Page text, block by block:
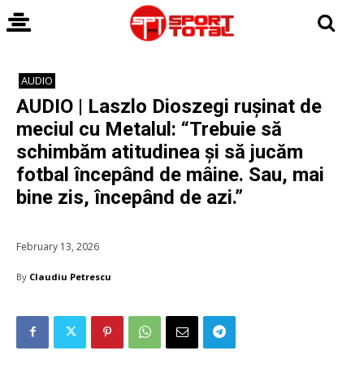
AUDIO
AUDIO | Laszlo Dioszegi rușinat de
meciul cu Metalul: “Trebuie să
schimbăm atitudinea și să jucăm
fotbal începând de mâine. Sau, mai
bine zis, începând de azi.”
February 13, 2026
By Claudiu Petrescu